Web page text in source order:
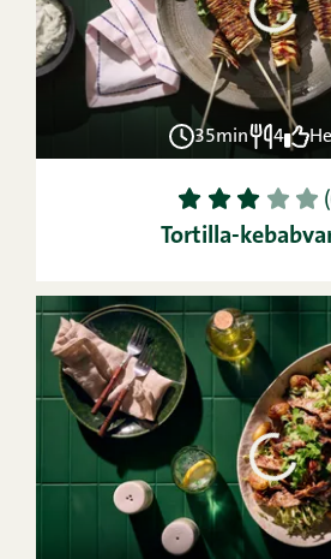
35min 4
1 2 3 4 5
Tortilla-